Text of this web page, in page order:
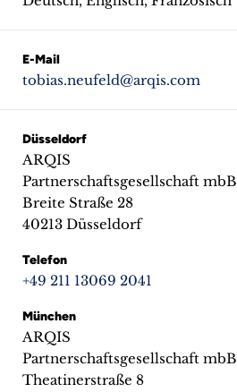
Kontakt
E-Mail
tobias.neufeld@arqis.com
Düsseldorf
ARQIS
Partnerschaftsgesellschaft mbB
Breite Straße 28
40213 Düsseldorf
Telefon
+49 211 13069 2041
München
ARQIS
Partnerschaftsgesellschaft mbB
Theatinerstraße 8